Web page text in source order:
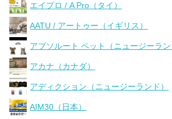
エイプロ / A Pro（タイ）
AATU / アートゥー（イギリス）
アブソルート ペット（ニュージーラン
アカナ（カナダ）
アディクション（ニュージーランド）
AIM30（日本）